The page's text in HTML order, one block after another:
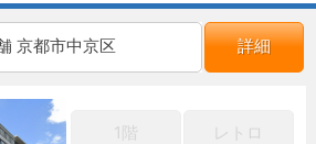
京都市中京区 詳細
1階 レトロ